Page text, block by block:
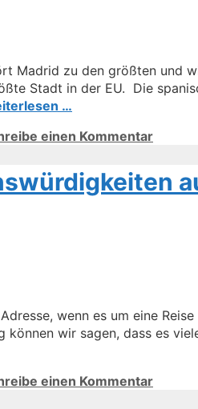
Madrid zu den größten und
Stadt in der EU. Die
…
einen Kommentar
wenn es um eine
können wir sagen, dass es
einen Kommentar